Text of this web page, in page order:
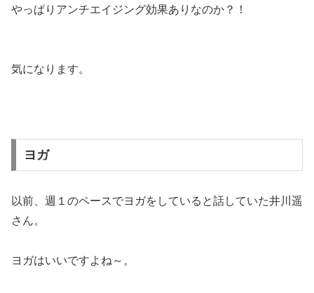
やっぱりアンチエイジング効果ありなのか？！
気になります。
ヨガ
以前、週１のペースでヨガをしていると話していた井川遥
さん。
ヨガはいいですよね～。